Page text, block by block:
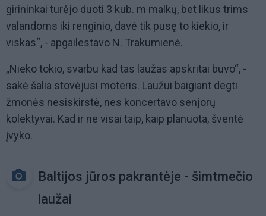
girininkai turėjo duoti 3 kub. m malkų, bet likus trims
valandoms iki renginio, davė tik pusę to kiekio, ir
viskas“, - apgailestavo N. Trakumienė.
„Nieko tokio, svarbu kad tas laužas apskritai buvo“, -
sakė šalia stovėjusi moteris. Laužui baigiant degti
žmonės nesiskirstė, nes koncertavo senjorų
kolektyvai. Kad ir ne visai taip, kaip planuota, šventė
įvyko.
Baltijos jūros pakrantėje - šimtmečio
laužai